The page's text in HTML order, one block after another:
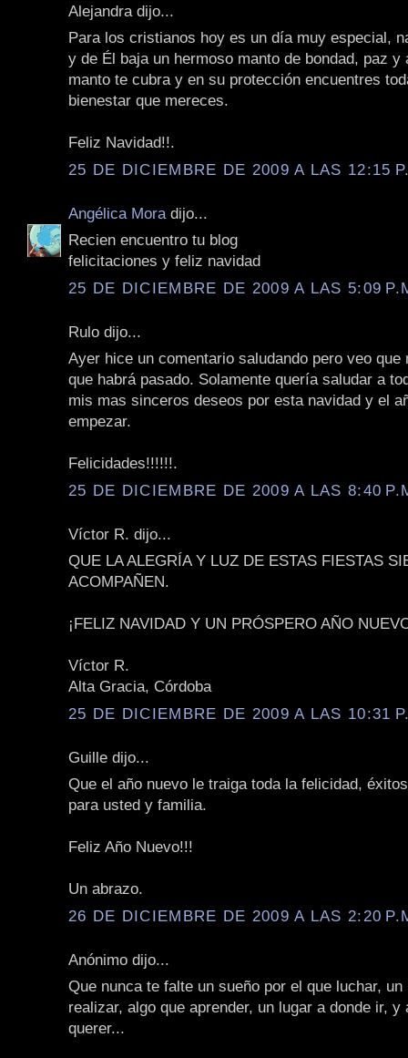
Alejandra dijo...
Para los cristianos hoy es un día muy especial,
y de Él baja un hermoso manto de bondad, paz y
manto te cubra y en su protección encuentres
bienestar que mereces.
Feliz Navidad!!.
25 DE DICIEMBRE DE 2009 A LAS 12:15
Angélica Mora dijo...
Recien encuentro tu blog
felicitaciones y feliz navidad
25 DE DICIEMBRE DE 2009 A LAS 5:09
Rulo dijo...
Ayer hice un comentario saludando pero veo que
que habrá pasado. Solamente quería saludar a
mis mas sinceros deseos por esta navidad y el
empezar.
Felicidades!!!!!!.
25 DE DICIEMBRE DE 2009 A LAS 8:40
Víctor R. dijo...
QUE LA ALEGRÍA Y LUZ DE ESTAS FIESTAS
ACOMPAÑEN.
¡FELIZ NAVIDAD Y UN PRÓSPERO AÑO
Víctor R.
Alta Gracia, Córdoba
25 DE DICIEMBRE DE 2009 A LAS 10:31
Guille dijo...
Que el año nuevo le traiga toda la felicidad,
para usted y familia.
Feliz Año Nuevo!!!
Un abrazo.
26 DE DICIEMBRE DE 2009 A LAS 2:20
Anónimo dijo...
Que nunca te falte un sueño por el que luchar,
realizar, algo que aprender, un lugar a donde ir, y
querer...